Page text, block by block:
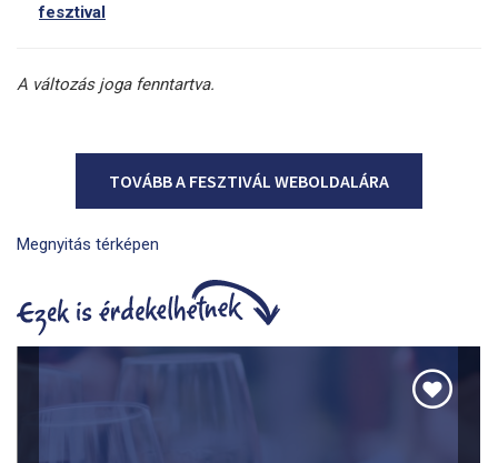
fesztival
A változás joga fenntartva.
TOVÁBB A FESZTIVÁL WEBOLDALÁRA
Megnyitás térképen